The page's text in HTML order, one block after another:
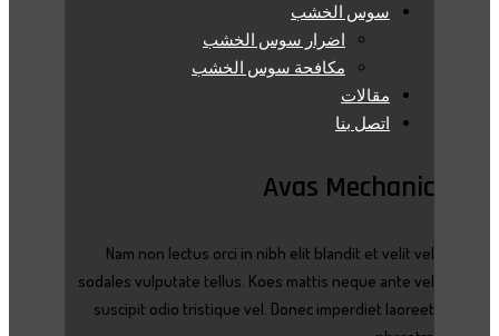
سوس الخشب
اضرار سوس الخشب
مكافحة سوس الخشب
مقالات
اتصل بنا
Avas Mechanic
Nam non lectus orci in nibh elit blandit et velit vel
sodales vulputate tellus. Koes mattis neque ante vel
suscipit odio tristique vel. Donec imperdiet laoreet